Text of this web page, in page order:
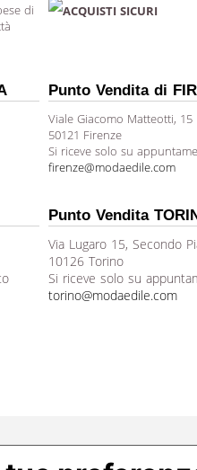
di
ACQUISTI SICURI
Punto Vendita di
Viale Giacomo Matteotti, 15
50121 Firenze
Si riceve solo su
firenze@modaedile.com
Punto Vendita
Via Lugaro 15, Secondo
10126 Torino
Si riceve solo su
torino@modaedile.com